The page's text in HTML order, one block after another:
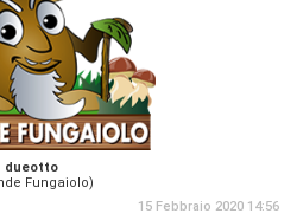
dueotto
Fungaiolo)
15 Febbraio 2020 14:56